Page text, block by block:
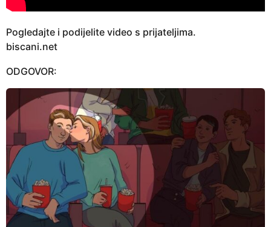
Pogledajte i podijelite video s prijateljima.
biscani.net
ODGOVOR: